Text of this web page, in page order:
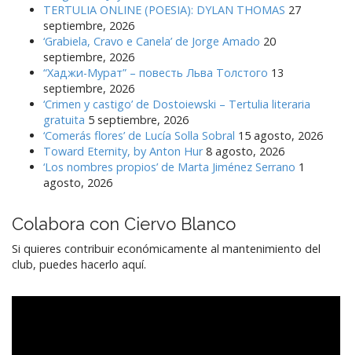
TERTULIA ONLINE (POESIA): DYLAN THOMAS 27
septiembre, 2026
‘Grabiela, Cravo e Canela’ de Jorge Amado 20
septiembre, 2026
“Хаджи-Мурат” – повесть Льва Толстого 13
septiembre, 2026
‘Crimen y castigo’ de Dostoiewski – Tertulia literaria
gratuita 5 septiembre, 2026
‘Comerás flores’ de Lucía Solla Sobral 15 agosto, 2026
Toward Eternity, by Anton Hur 8 agosto, 2026
‘Los nombres propios’ de Marta Jiménez Serrano 1
agosto, 2026
Colabora con Ciervo Blanco
Si quieres contribuir económicamente al mantenimiento del
club, puedes hacerlo aquí.